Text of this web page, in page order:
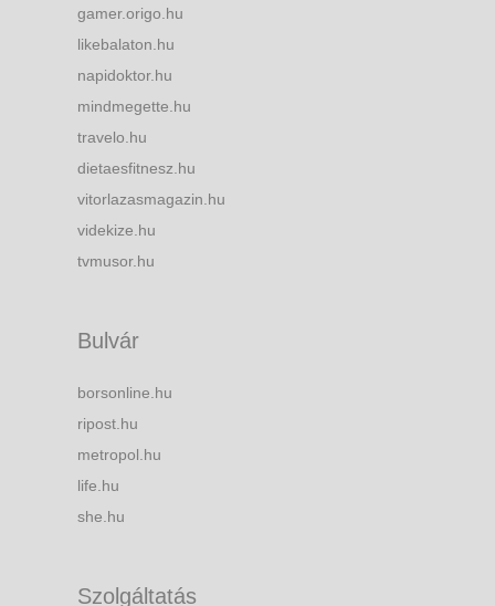
gamer.origo.hu
likebalaton.hu
napidoktor.hu
mindmegette.hu
travelo.hu
dietaesfitnesz.hu
vitorlazasmagazin.hu
videkize.hu
tvmusor.hu
Bulvár
borsonline.hu
ripost.hu
metropol.hu
life.hu
she.hu
Szolgáltatás